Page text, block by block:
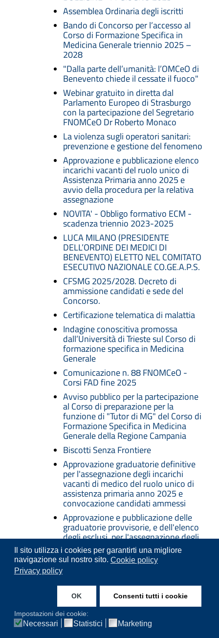
Il sito utilizza i cookies per garantirti una migliore
navigazione sul nostro sito. Cookie policy
Privacy policy
OK Consenti tutti i cookie
Impostazioni dei cookie:
Necessari Statistici Marketing
Assemblea Ordinaria degli iscritti
Bando di Concorso per l’accesso al
Corso di Formazione Specifica in
Medicina Generale triennio 2025 –
2028
"Dalla parte dell’umanità: l’OMCeO di
Benevento chiede il cessate il fuoco"
Webinar gratuito in diretta dal
Parlamento Europeo di Strasburgo
con la partecipazione del Segretario
FNOMCeO Dr Roberto Monaco
La violenza sugli operatori sanitari:
prevenzione e gestione del fenomeno
Approvazione e pubblicazione elenco
incarichi vacanti del ruolo unico di
Assistenza Primaria anno 2025 e
avvio della procedura per la relativa
assegnazione
NOVITA' - Obbligo formativo ECM -
scadenza triennio 2023-2025
LUCA MILANO (PRESIDENTE
DELL’ORDINE DEI MEDICI DI
BENEVENTO) ELETTO NEL COMITATO
ESECUTIVO NAZIONALE CO.GE.A.P.S.
CFSMG 2025/2028. Decreto di
ammissione candidati e sede del
Concorso.
Certificazione telematica di malattia
Indagine conoscitiva promossa
dall’Università di Trieste sul Corso di
formazione specifica in Medicina
Generale
Comunicazione n. 88 FNOMCeO -
Corsi FAD fine 2025
Avviso pubblico per la partecipazione
al Corso di preparazione per la
funzione di "Tutor di MG" del Corso di
Formazione Specifica in Medicina
Generale della Regione Campania
Biscotti Senza Frontiere
Approvazione graduatorie definitive
per l'assegnazione degli incarichi
vacanti di medico del ruolo unico di
assistenza primaria anno 2025 e
convocazione candidati ammessi
Approvazione e pubblicazione delle
graduatorie provvisorie, e dell'elenco
degli esclusi, per l'assegnazione degli
incarichi vacanti di pediatria di libera
scelta anno 2025, ai sensi dell'art. 32
dell'ACN 25 luglio 2024
dell'Odontoiatra Sannita- sabato 20
dicembre 2025
ASSEMBLEA ORDINARIA DEGLI
ISCRITTI- 10 Dicembre 2025